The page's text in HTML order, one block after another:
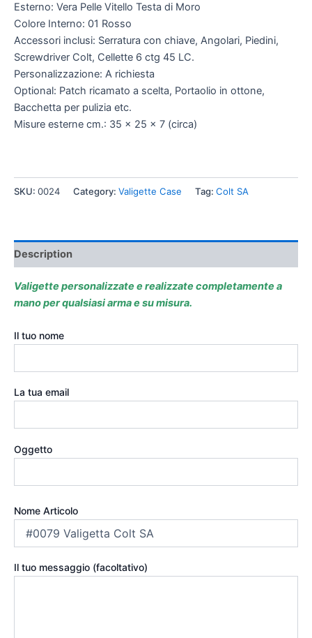
Esterno: Vera Pelle Vitello Testa di Moro
Colore Interno: 01 Rosso
Accessori inclusi: Serratura con chiave, Angolari, Piedini,
Screwdriver Colt, Cellette 6 ctg 45 LC.
Personalizzazione: A richiesta
Optional: Patch ricamato a scelta, Portaolio in ottone,
Bacchetta per pulizia etc.
Misure esterne cm.: 35 x 25 x 7 (circa)
SKU: 0024 Category: Valigette Case Tag: Colt SA
Description
Valigette personalizzate e realizzate completamente a
mano per qualsiasi arma e su misura.
Il tuo nome
La tua email
Oggetto
Nome Articolo
Il tuo messaggio (facoltativo)